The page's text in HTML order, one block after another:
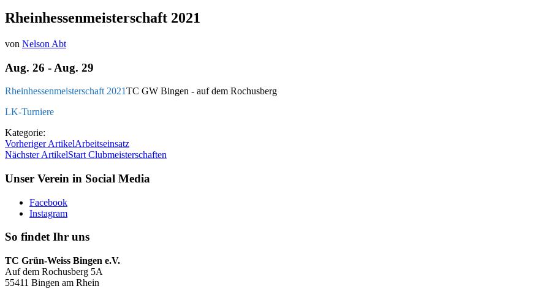
Rheinhessenmeisterschaft 2021
von Nelson Abt
Aug. 26 - Aug. 29
Rheinhessenmeisterschaft 2021TC GW Bingen - auf dem Rochusberg
LK-Turniere
Kategorie:
Vorheriger ArtikelArbeitseinsatz
Nächster ArtikelStart Clubmeisterschaften
Unser Verein in Social Media
Facebook
Instagram
So findet Ihr uns
TC Grün-Weiss Bingen e.V.
Auf dem Rochusberg 5A
55411 Bingen am Rhein